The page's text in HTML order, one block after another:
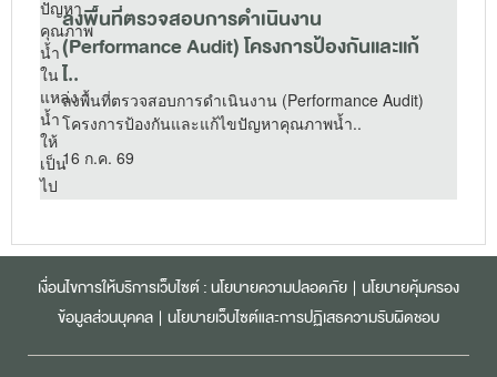
ลงพื้นที่ตรวจสอบการดำเนินงาน
(Performance Audit) โครงการป้องกันและแก้
ไ..
ลงพื้นที่ตรวจสอบการดำเนินงาน (Performance Audit)
โครงการป้องกันและแก้ไขปัญหาคุณภาพน้ำ..
16 ก.ค. 69
เงื่อนไขการให้บริการเว็บไซต์ :นโยบายความปลอดภัย | นโยบายคุ้มครอง
ข้อมูลส่วนบุคคล | นโยบายเว็บไซต์และการปฏิเสธความรับผิดชอบ